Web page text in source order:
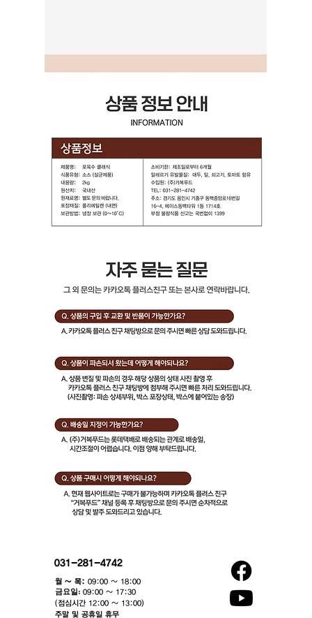
031-281-4742
월 ~ 목: 09:00 ~ 18:00
​금요일: 09:00 ~ 17:30
(점심시간 12:00 ~ 13:00)​
주말 및 공휴일 휴무